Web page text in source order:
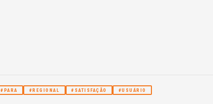
#PARA #REGIONAL #SATISFAÇÃO #USUÁRIO